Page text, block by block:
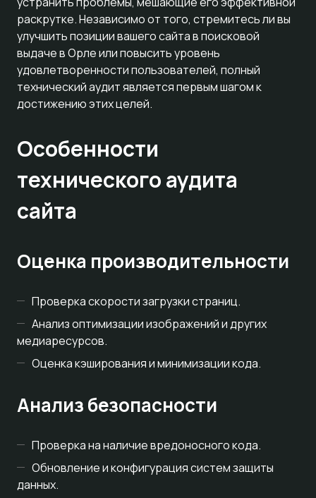
раскрутке. Независимо от того, стремитесь ли вы
улучшить позиции вашего сайта в поисковой
выдаче в Орле или повысить уровень
удовлетворенности пользователей, полный
технический аудит является первым шагом к
достижению этих целей.
Особенности
технического аудита
сайта
Оценка производительности
Проверка скорости загрузки страниц.
Анализ оптимизации изображений и других
медиаресурсов.
Оценка кэширования и минимизации кода.
Анализ безопасности
Проверка на наличие вредоносного кода.
Обновление и конфигурация систем защиты
данных.